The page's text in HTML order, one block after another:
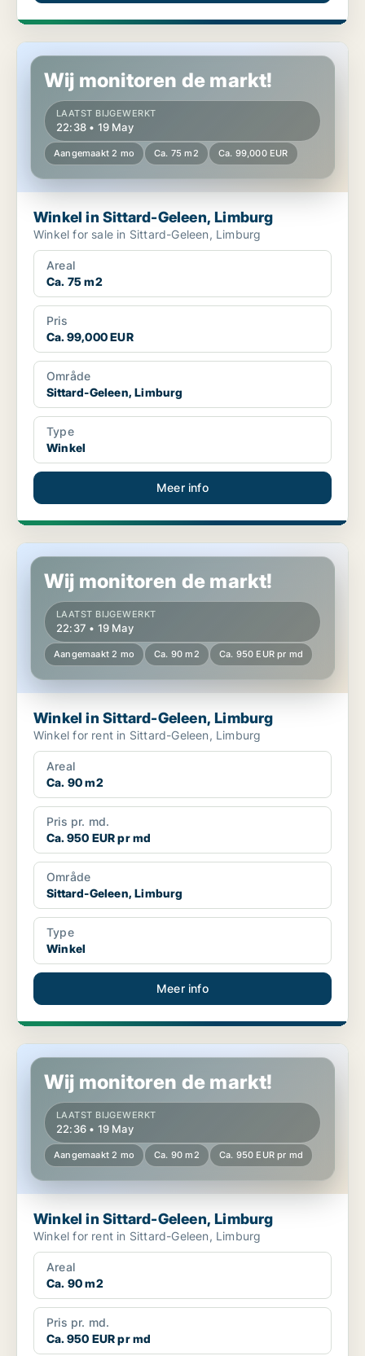
Winkel in Sittard-Geleen, Limburg
Wij monitoren de markt!
LAATST BIJGEWERKT
22:38 • 19 May
Aangemaakt 2 mo Ca. 75 m2 Ca. 99,000 EUR
Winkel in Sittard-Geleen, Limburg
Winkel for sale in Sittard-Geleen, Limburg
Areal
Ca. 75 m2
Pris
Ca. 99,000 EUR
Område
Sittard-Geleen, Limburg
Type
Winkel
Meer info
Winkel in Sittard-Geleen, Limburg
Wij monitoren de markt!
LAATST BIJGEWERKT
22:37 • 19 May
Aangemaakt 2 mo Ca. 90 m2 Ca. 950 EUR pr md
Winkel in Sittard-Geleen, Limburg
Winkel for rent in Sittard-Geleen, Limburg
Areal
Ca. 90 m2
Pris pr. md.
Ca. 950 EUR pr md
Område
Sittard-Geleen, Limburg
Type
Winkel
Meer info
Winkel in Sittard-Geleen, Limburg
Wij monitoren de markt!
LAATST BIJGEWERKT
22:36 • 19 May
Aangemaakt 2 mo Ca. 90 m2 Ca. 950 EUR pr md
Winkel in Sittard-Geleen, Limburg
Winkel for rent in Sittard-Geleen, Limburg
Areal
Ca. 90 m2
Pris pr. md.
Ca. 950 EUR pr md